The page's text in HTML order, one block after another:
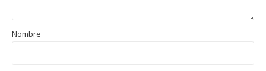
Nombre